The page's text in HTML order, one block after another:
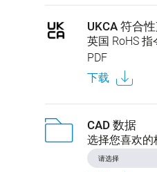
UKCA 符合
英国 RoHS 指
PDF
下载
CAD 数据
选择您喜欢的